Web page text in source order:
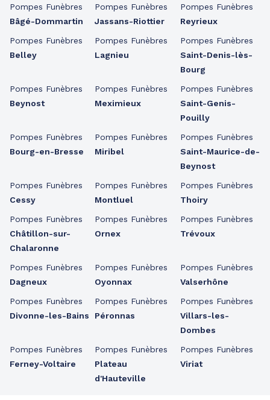
Pompes Funèbres
Bâgé-Dommartin
Pompes Funèbres
Belley
Pompes Funèbres
Beynost
Pompes Funèbres
Bourg-en-Bresse
Pompes Funèbres
Cessy
Pompes Funèbres
Châtillon-sur-
Chalaronne
Pompes Funèbres
Dagneux
Pompes Funèbres
Divonne-les-Bains
Pompes Funèbres
Ferney-Voltaire
Pompes Funèbres
Jassans-Riottier
Pompes Funèbres
Lagnieu
Pompes Funèbres
Meximieux
Pompes Funèbres
Miribel
Pompes Funèbres
Montluel
Pompes Funèbres
Ornex
Pompes Funèbres
Oyonnax
Pompes Funèbres
Péronnas
Pompes Funèbres
Plateau
d'Hauteville
Pompes Funèbres
Reyrieux
Pompes Funèbres
Saint-Denis-lès-
Bourg
Pompes Funèbres
Saint-Genis-
Pouilly
Pompes Funèbres
Saint-Maurice-de-
Beynost
Pompes Funèbres
Thoiry
Pompes Funèbres
Trévoux
Pompes Funèbres
Valserhône
Pompes Funèbres
Villars-les-
Dombes
Pompes Funèbres
Viriat